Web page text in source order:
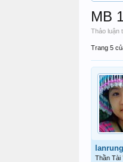
MB
Thảo luận
Trang 5
Thần Tài